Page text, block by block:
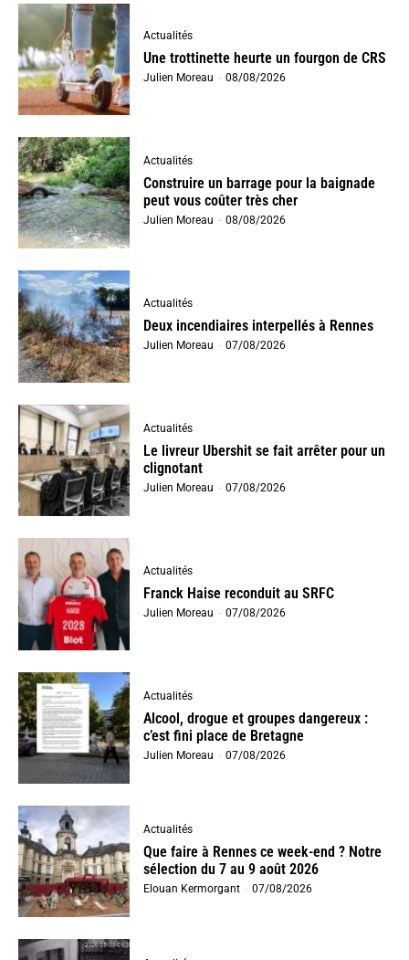
Actualités
Une trottinette heurte un fourgon de CRS
Julien Moreau - 08/08/2026
Actualités
Construire un barrage pour la baignade
peut vous coûter très cher
Julien Moreau - 08/08/2026
Actualités
Deux incendiaires interpellés à Rennes
Julien Moreau - 07/08/2026
Actualités
Le livreur Ubershit se fait arrêter pour un
clignotant
Julien Moreau - 07/08/2026
Actualités
Franck Haise reconduit au SRFC
Julien Moreau - 07/08/2026
Actualités
Alcool, drogue et groupes dangereux :
c’est fini place de Bretagne
Julien Moreau - 07/08/2026
Actualités
Que faire à Rennes ce week-end ? Notre
sélection du 7 au 9 août 2026
Elouan Kermorgant - 07/08/2026